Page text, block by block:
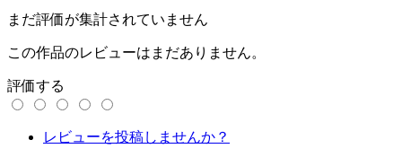
まだ評価が集計されていません
この作品のレビューはまだありません。
評価する
レビューを投稿しませんか？